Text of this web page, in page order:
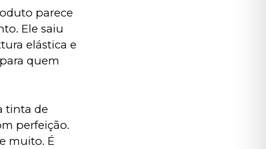
parece
Ele saiu
elástica e
quem
tinta de
perfeição.
muito. É